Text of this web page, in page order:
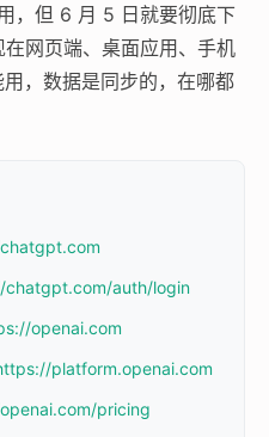
，但 6 月 5 日就要彻底下
网页端、桌面应用、手机
，数据是同步的，在哪都
chatgpt.com/auth/login
openai.com
platform.openai.com
pricing